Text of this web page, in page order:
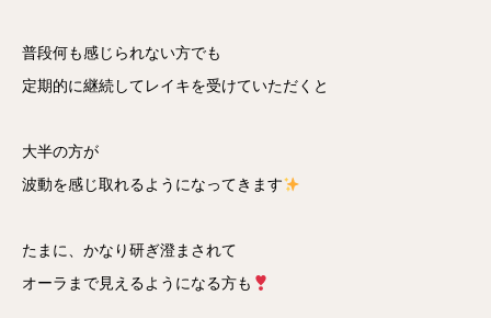
普段何も感じられない方でも
定期的に継続してレイキを受けていただくと
大半の方が
波動を感じ取れるようになってきます
たまに、かなり研ぎ澄まされて
オーラまで見えるようになる方も